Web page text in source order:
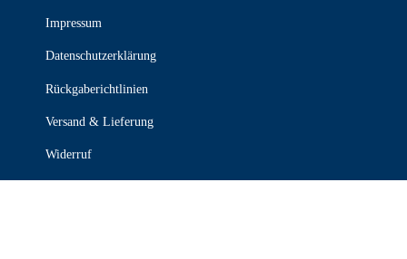
Impressum
Datenschutzerklärung
Rückgaberichtlinien
Versand & Lieferung
Widerruf